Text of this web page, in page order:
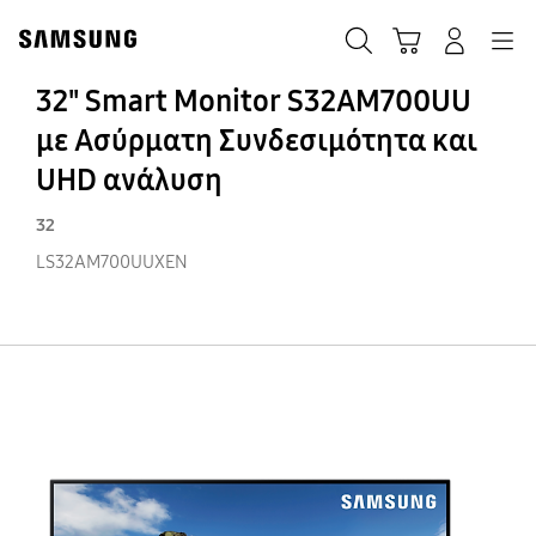
content
accessibility
32" Smart Monitor S32AM700UU
με Ασύρματη Συνδεσιμότητα και
UHD ανάλυση
32
LS32AM700UUXEN